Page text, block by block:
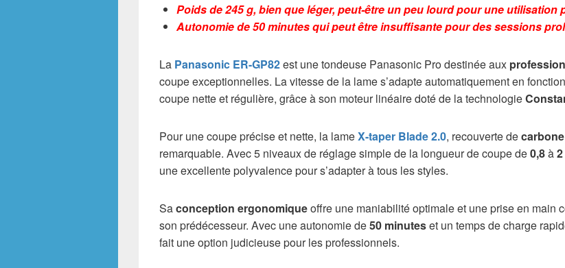
Poids de 245 g, bien que léger, peut-être un peu lourd pour une utilisation
Autonomie de 50 minutes qui peut être insuffisante pour des sessions
La Panasonic ER-GP82est une tondeuse Panasonic Pro destinée aux
coupe exceptionnelles. La vitesse de la lame s’adapte automatiquement en
coupe nette et régulière, grâce à son moteur linéaire doté de la technologie
Pour une coupe précise et nette, la lameX-taper Blade 2.0, recouverte de
remarquable. Avec 5 niveaux de réglage simple de la longueur de coupe de0,8à
une excellente polyvalence pour s’adapter à tous les styles.
Saconception ergonomiqueoffre une maniabilité optimale et une prise en main
son prédécesseur. Avec une autonomie de50 minuteset un temps de charge
fait une option judicieuse pour les professionnels.